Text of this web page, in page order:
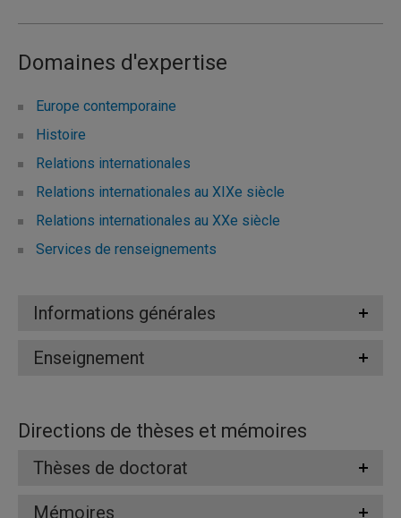
Domaines d'expertise
Europe contemporaine
Histoire
Relations internationales
Relations internationales au XIXe siècle
Relations internationales au XXe siècle
Services de renseignements
Informations générales
Enseignement
Directions de thèses et mémoires
Thèses de doctorat
Mémoires